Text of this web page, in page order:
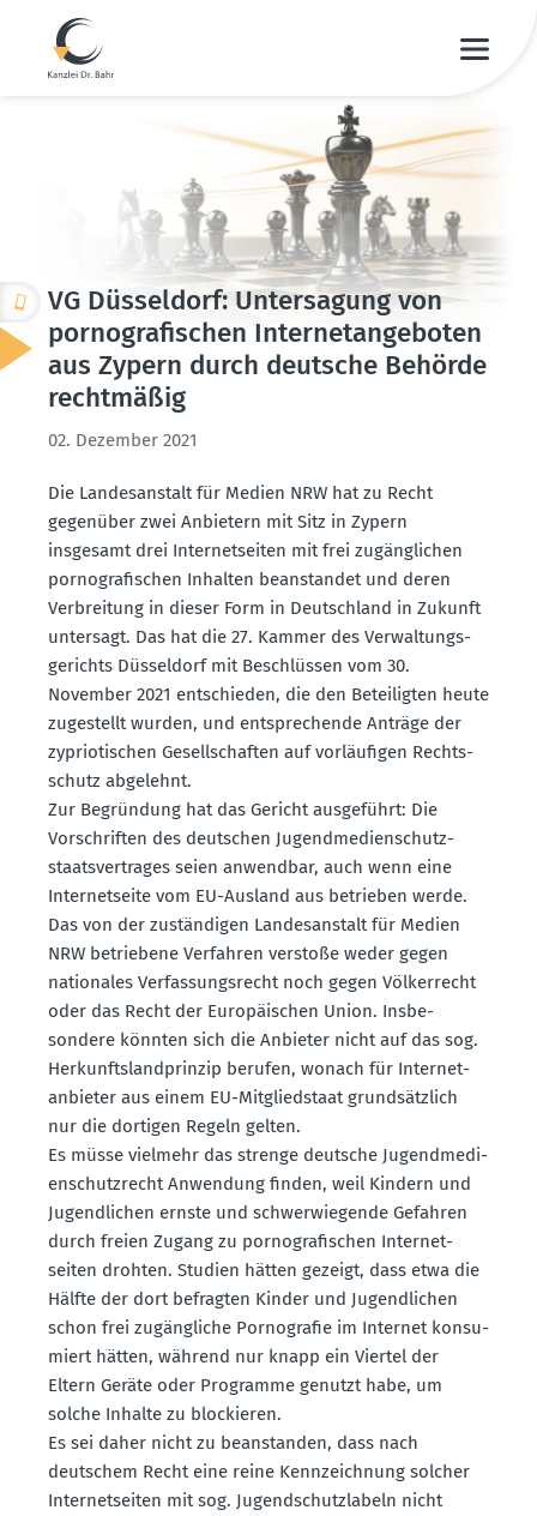
VG Düsseldorf: Unter­sagung von
porno­gra­fi­schen Inter­net­an­ge­boten
aus Zypern durch deutsche Behörde
recht­mäßig
02. Dezember 2021
Die Landes­an­stalt für Medien NRW hat zu Recht
gegenüber zwei Anbietern mit Sitz in Zypern
insgesamt drei Inter­net­seiten mit frei zugäng­lichen
porno­gra­fi­schen Inhalten beanstandet und deren
Verbreitung in dieser Form in Deutschland in Zukunft
untersagt. Das hat die 27. Kammer des Verwal­tungs­
ge­richts Düsseldorf mit Beschlüssen vom 30.
November 2021 entschieden, die den Betei­ligten heute
zugestellt wurden, und entspre­chende Anträge der
zyprio­ti­schen Gesell­schaften auf vorläu­figen Rechts­
schutz abgelehnt.
Zur Begründung hat das Gericht ausge­führt: Die
Vorschriften des deutschen Jugend­me­di­en­schutz­
staats­ver­trages seien anwendbar, auch wenn eine
Inter­net­seite vom EU-Ausland aus betrieben werde.
Das von der zustän­digen Landes­an­stalt für Medien
NRW betriebene Verfahren verstoße weder gegen
natio­nales Verfas­sungs­recht noch gegen Völker­recht
oder das Recht der Europäi­schen Union. Insbe­
sondere könnten sich die Anbieter nicht auf das sog.
Herkunfts­land­prinzip berufen, wonach für Inter­net­
an­bieter aus einem EU-Mitglied­staat grund­sätzlich
nur die dortigen Regeln gelten.
Es müsse vielmehr das strenge deutsche Jugend­me­di­
en­schutz­recht Anwendung finden, weil Kindern und
Jugend­lichen ernste und schwer­wie­gende Gefahren
durch freien Zugang zu porno­gra­fi­schen Inter­net­
seiten drohten. Studien hätten gezeigt, dass etwa die
Hälfte der dort befragten Kinder und Jugend­lichen
schon frei zugäng­liche Porno­grafie im Internet konsu­
miert hätten, während nur knapp ein Viertel der
Eltern Geräte oder Programme genutzt habe, um
solche Inhalte zu blockieren.
Es sei daher nicht zu beanstanden, dass nach
deutschem Recht eine reine Kennzeichnung solcher
Inter­net­seiten mit sog. Jugend­schutz­labeln nicht